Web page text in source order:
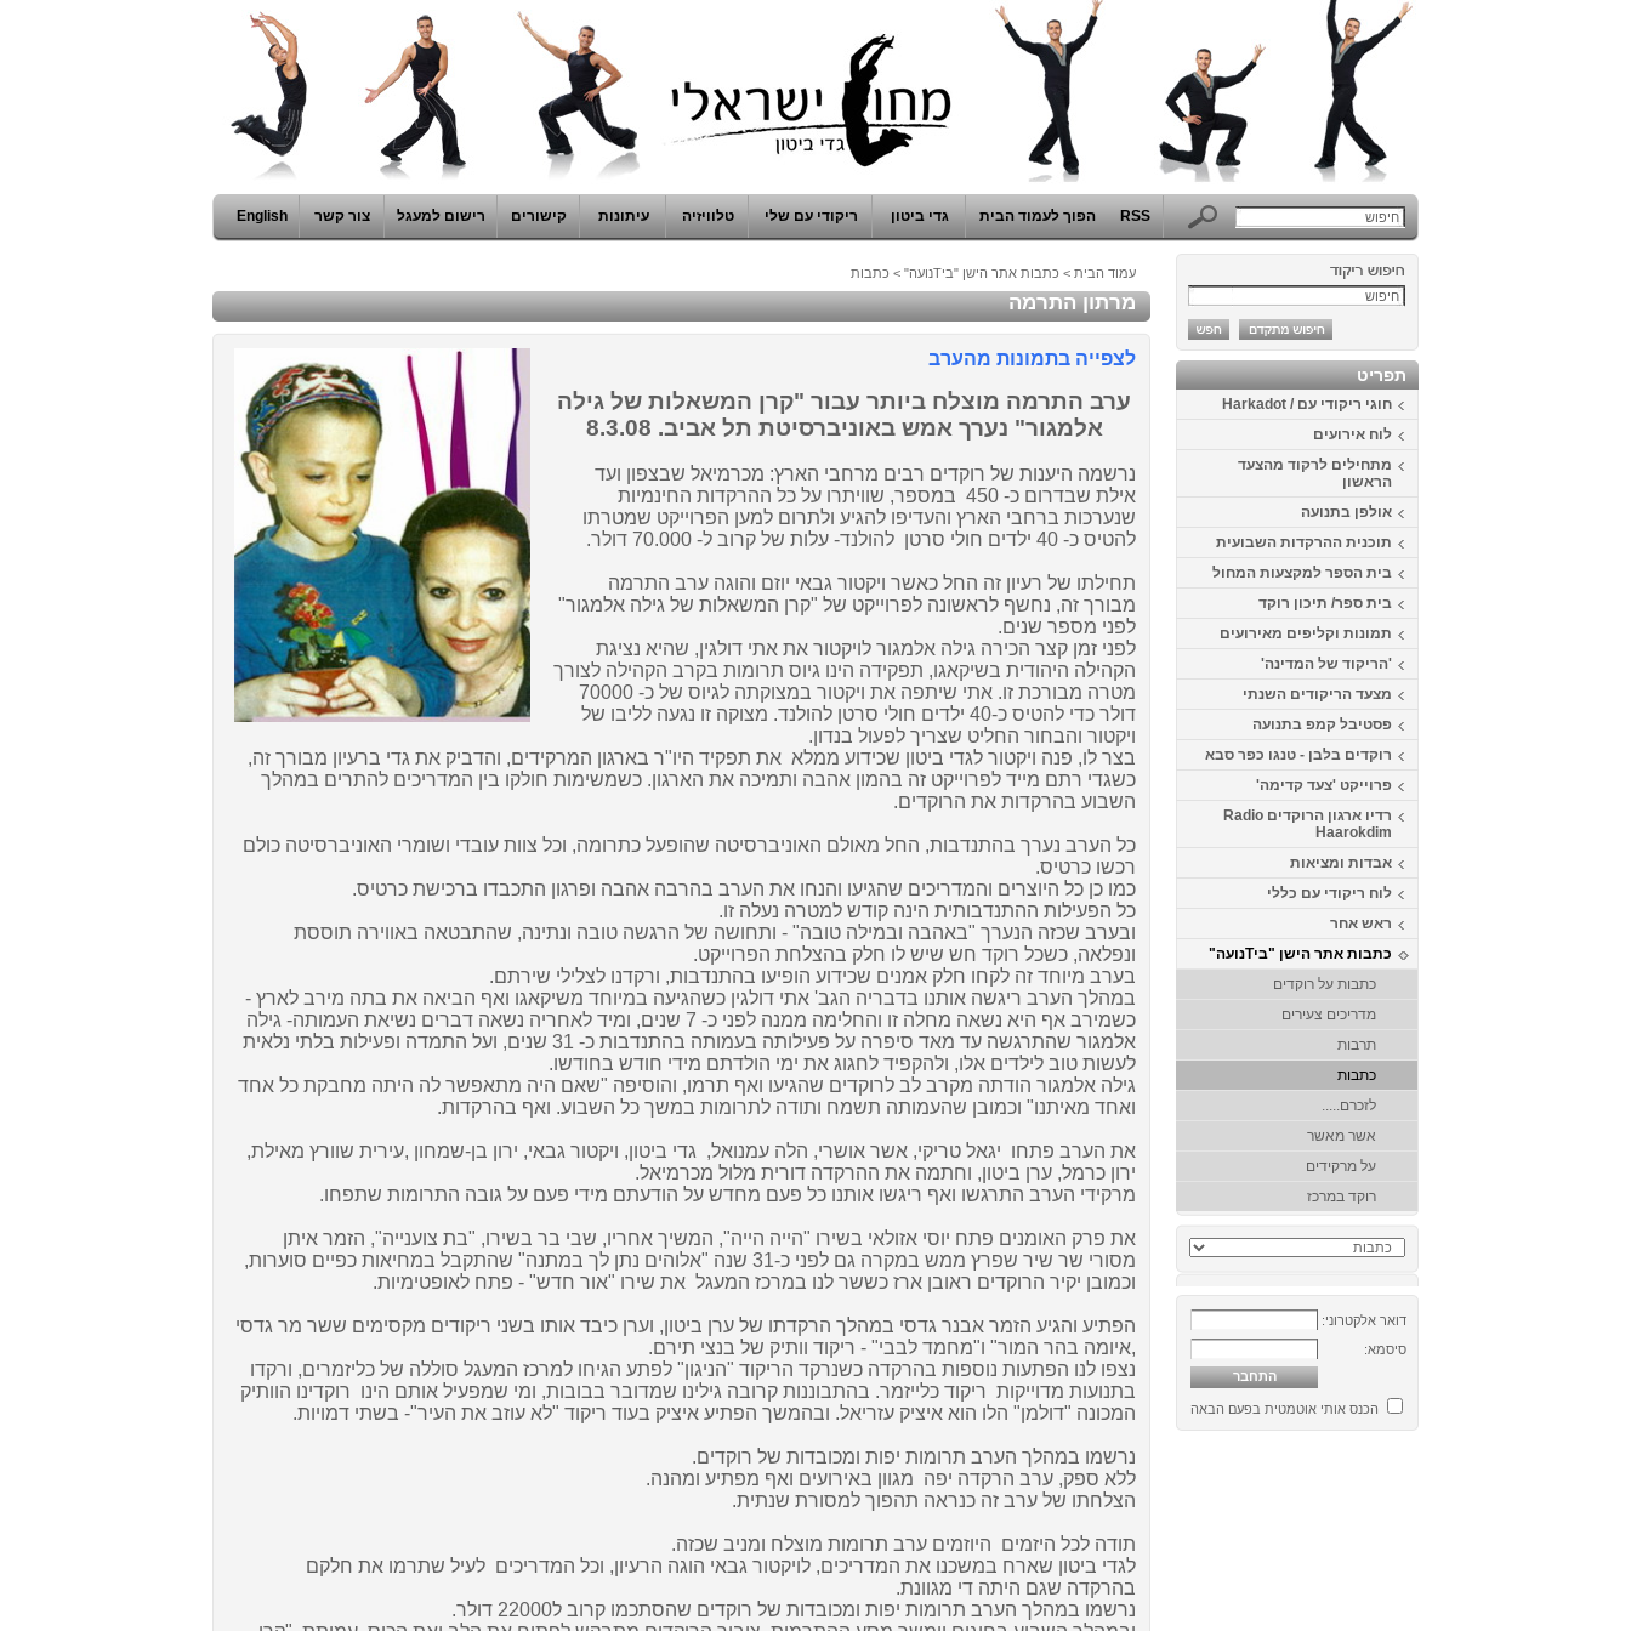
RSS הפוך לעמוד הבית גדי ביטון ריקודי עם שלי טלוויזיה עיתונות קישורים רישום למעגל צור קשר English
תפריט
חוגי ריקודי עם / Harkadot
לוח אירועים
מתחילים לרקוד מהצעד
הראשון
אולפן בתנועה
תוכנית ההרקדות השבועית
בית הספר למקצעות המחול
בית ספר/ תיכון רוקד
תמונות וקליפים מאירועים
'הריקוד של המדינה'
מצעד הריקודים השנתי
פסטיבל קמפ בתנועה
רוקדים בלבן - טנגו כפר סבא
פרוייקט 'צעד קדימה'
רדיו ארגון הרוקדים Radio
Haarokdim
אבדות ומציאות
לוח ריקודי עם כללי
ראש אחר
כתבות אתר הישן "ביTנועה"
כתבות על רוקדים
מדריכים צעירים
תרבות
כתבות
לזכרם.....
אשר מאשר
על מרקידים
רוקד במרכז
דואר אלקטרוני:
סיסמא:
הכנס אותי אוטמטית בפעם הבאה
עמוד הבית > כתבות אתר הישן "ביTנועה" > כתבות
מרתון התרמה
לצפייה בתמונות מהערב
ערב התרמה מוצלח ביותר עבור "קרן המשאלות של גילה
אלמגור" נערך אמש באוניברסיטת תל אביב. 8.3.08
נרשמה היענות של רוקדים רבים מרחבי הארץ: מכרמיאל שבצפון ועד
אילת שבדרום כ- 450
במספר, שוויתרו על כל ההרקדות החינמיות
שנערכות ברחבי הארץ והעדיפו להגיע ולתרום למען הפרוייקט שמטרתו
להטיס כ- 40 ילדים חולי סרטן
להולנד- עלות של קרוב ל- 70.000 דולר.
תחילתו של רעיון זה החל כאשר ויקטור גבאי יוזם והוגה ערב התרמה
מבורך זה, נחשף לראשונה לפרוייקט של "קרן המשאלות של גילה אלמגור"
לפני מספר שנים.
לפני זמן קצר הכירה גילה אלמגור לויקטור את אתי דולגין, שהיא נציגת
הקהילה היהודית בשיקאגו, תפקידה הינו גיוס תרומות בקרב הקהילה לצורך
מטרה מבורכת זו. אתי שיתפה את ויקטור במצוקתה
לגיוס של כ- 70000
דולר כדי להטיס כ-40 ילדים חולי סרטן
להולנד. מצוקה זו נגעה לליבו של
ויקטור והבחור החליט שצריך לפעול בנדון.
בצר לו, פנה ויקטור לגדי ביטון שכידוע ממלא את תפקיד היו"ר בארגון המרקידים, והדביק את גדי ברעיון מבורך זה,
כשגדי רתם מייד לפרוייקט זה בהמון אהבה ותמיכה את הארגון. כשמשימות חולקו בין המדריכים להתרים במהלך
השבוע בהרקדות את הרוקדים.
כל הערב נערך בהתנדבות, החל מאולם האוניברסיטה שהופעל כתרומה, וכל צוות עובדי ושומרי האוניברסיטה כולם
רכשו כרטיס.
כמו כן כל היוצרים והמדריכים שהגיעו והנחו את הערב בהרבה אהבה ופרגון התכבדו ברכישת כרטיס.
כל הפעילות ההתנדבותית הינה קודש למטרה נעלה זו.
ובערב שכזה הנערך "באהבה ובמילה טובה" - ותחושה של הרגשה טובה ונתינה, שהתבטאה באווירה תוססת
ונפלאה, כשכל רוקד חש שיש לו חלק בהצלחת הפרוייקט.
בערב מיוחד זה לקחו חלק אמנים שכידוע הופיעו בהתנדבות, ורקדנו לצלילי שירתם.
במהלך הערב ריגשה אותנו בדבריה הגב' אתי דולגין כשהגיעה במיוחד משיקאגו ואף הביאה את בתה מירב לארץ -
כשמירב אף היא נשאה מחלה זו והחלימה ממנה לפני כ- 7 שנים,
ומיד לאחריה נשאה דברים נשיאת העמותה- גילה
אלמגור שהתרגשה עד
מאד סיפרה על פעילותה בעמותה בהתנדבות כ- 31 שנים, ועל התמדה ופעילות בלתי נלאית
לעשות טוב לילדים אלו, ולהקפיד לחגוג את ימי הולדתם מידי חודש בחודשו.
גילה אלמגור הודתה מקרב לב לרוקדים שהגיעו ואף תרמו, והוסיפה "שאם היה מתאפשר לה היתה מחבקת כל אחד
ואחד מאיתנו" וכמובן שהעמותה תשמח ותודה לתרומות במשך כל השבוע. ואף בהרקדות.
את הערב פתחו יגאל טריקי, אשר אושרי, הלה עמנואל, גדי ביטון, ויקטור גבאי, ירון בן-שמחון ,עירית שוורץ מאילת,
ירון כרמל, ערן ביטון, וחתמה את ההרקדה דורית מלול מכרמיאל.
מרקידי הערב התרגשו ואף ריגשו אותנו כל פעם מחדש על הודעתם מידי פעם על גובה התרומות שתפחו.
את פרק האומנים פתח יוסי אזולאי בשירו "הייה הייה", המשיך אחריו, שבי בר בשירו, "בת צוענייה", הזמר איתן
מסורי שר שיר שפרץ ממש במקרה גם לפני כ-31
שנה "אלוהים נתן לך במתנה" שהתקבל במחיאות כפיים סוערות,
וכמובן יקיר הרוקדים ראובן ארז כששר לנו במרכז המעגל את שירו "אור חדש" - פתח לאופטימיות.
הפתיע והגיע הזמר אבנר גדסי במהלך הרקדתו של ערן ביטון, וערן כיבד אותו בשני ריקודים מקסימים ששר מר גדסי
,איומה בהר המור" ו"מחמד לבבי" - ריקוד וותיק של בנצי תירם.
נצפו לנו הפתעות נוספות בהרקדה כשנרקד הריקוד "הניגון" לפתע הגיחו למרכז המעגל סוללה של כליזמרים, ורקדו
בתנועות מדוייקות ריקוד כלייזמר. בהתבוננות קרובה גילינו שמדובר בבובות, ומי שמפעיל אותם הינו רוקדינו הוותיק
המכונה "דולמן" הלו הוא איציק עזריאל. ובהמשך הפתיע איציק בעוד ריקוד "לא עוזב את העיר"- בשתי דמויות.
נרשמו במהלך הערב תרומות יפות ומכובדות של רוקדים.
ללא ספק, ערב הרקדה יפה מגוון באירועים ואף מפתיע ומהנה.
הצלחתו של ערב זה כנראה תהפוך למסורת שנתית.
תודה לכל היזמים היוזמים ערב תרומות מוצלח ומניב שכזה.
לגדי ביטון שארח במשכנו את המדריכים, לויקטור גבאי הוגה הרעיון, וכל המדריכים לעיל שתרמו את חלקם
בהרקדה שגם היתה די מגוונת.
נרשמו במהלך הערב תרומות יפות ומכובדות של רוקדים שהסתכמו קרוב ל22000 דולר
.